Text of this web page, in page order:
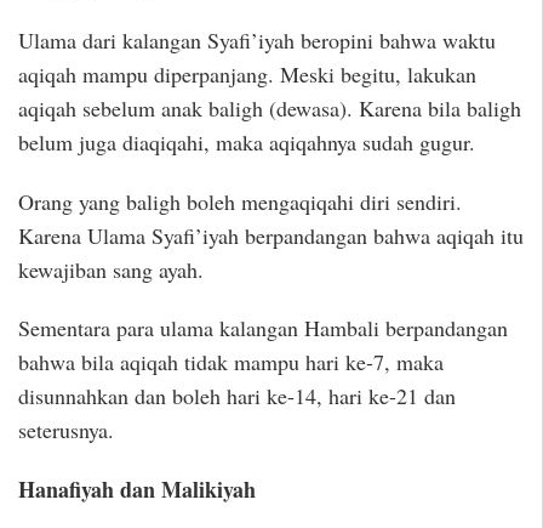
Ulama dari kalangan Syafi’iyah beropini bahwa waktu
aqiqah mampu diperpanjang. Meski begitu, lakukan
aqiqah sebelum anak baligh (dewasa). Karena bila baligh
belum juga diaqiqahi, maka aqiqahnya sudah gugur.
Orang yang baligh boleh mengaqiqahi diri sendiri.
Karena Ulama Syafi’iyah berpandangan bahwa aqiqah itu
kewajiban sang ayah.
Sementara para ulama kalangan Hambali berpandangan
bahwa bila aqiqah tidak mampu hari ke-7, maka
disunnahkan dan boleh hari ke-14, hari ke-21 dan
seterusnya.
Hanafiyah dan Malikiyah